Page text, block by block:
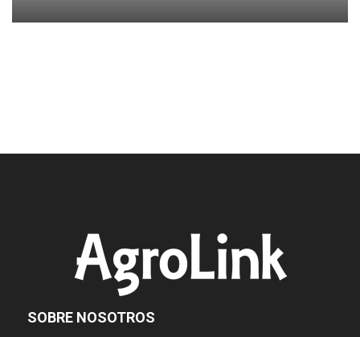
SOBRE NOSOTROS